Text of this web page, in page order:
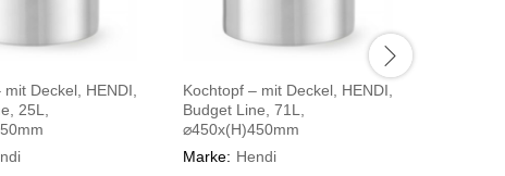
Deckel, HENDI,
25L,
Kochtopf – mit Deckel, HENDI,
Budget Line, 71L,
⌀450x(H)450mm
Marke: Hendi